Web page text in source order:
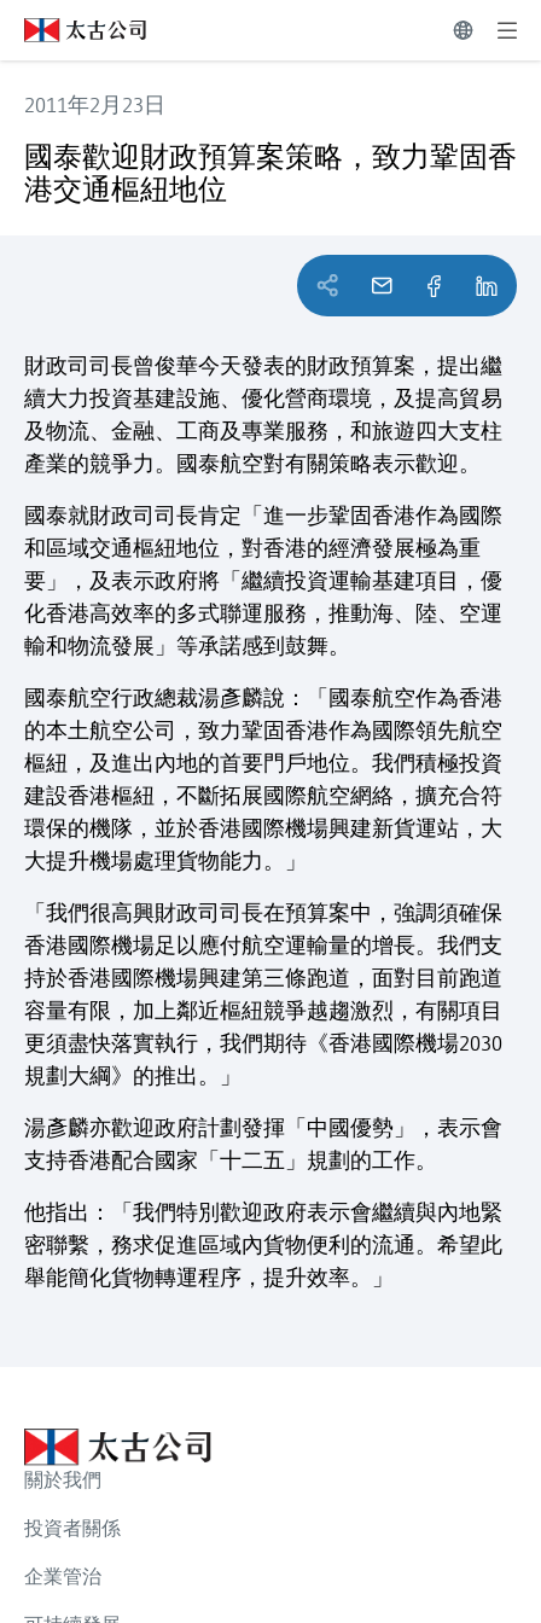
2011年2月23日
國泰歡迎財政預算案策略，致力鞏固香
港交通樞紐地位
財政司司長曾俊華今天發表的財政預算案，提出繼
續大力投資基建設施、優化營商環境，及提高貿易
及物流、金融、工商及專業服務，和旅遊四大支柱
產業的競爭力。國泰航空對有關策略表示歡迎。
國泰就財政司司長肯定「進一步鞏固香港作為國際
和區域交通樞紐地位，對香港的經濟發展極為重
要」，及表示政府將「繼續投資運輸基建項目，優
化香港高效率的多式聯運服務，推動海、陸、空運
輸和物流發展」等承諾感到鼓舞。
國泰航空行政總裁湯彥麟說：「國泰航空作為香港
的本土航空公司，致力鞏固香港作為國際領先航空
樞紐，及進出內地的首要門戶地位。我們積極投資
建設香港樞紐，不斷拓展國際航空網絡，擴充合符
環保的機隊，並於香港國際機場興建新貨運站，大
大提升機場處理貨物能力。」
「我們很高興財政司司長在預算案中，強調須確保
香港國際機場足以應付航空運輸量的增長。我們支
持於香港國際機場興建第三條跑道，面對目前跑道
容量有限，加上鄰近樞紐競爭越趨激烈，有關項目
更須盡快落實執行，我們期待《香港國際機場2030
規劃大綱》的推出。」
湯彥麟亦歡迎政府計劃發揮「中國優勢」，表示會
支持香港配合國家「十二五」規劃的工作。
他指出：「我們特別歡迎政府表示會繼續與內地緊
密聯繫，務求促進區域內貨物便利的流通。希望此
舉能簡化貨物轉運程序，提升效率。」
關於我們
投資者關係
企業管治